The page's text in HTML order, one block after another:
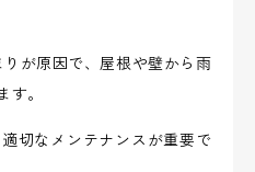
が原因で、屋根や壁から雨
。
切なメンテナンスが重要で